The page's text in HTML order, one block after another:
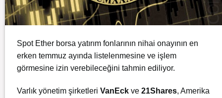
Spot Ether borsa yatırım fonlarının nihai onayının en
erken temmuz ayında listelenmesine ve işlem
görmesine izin verebileceğini tahmin ediliyor.
Varlık yönetim şirketleri VanEck ve 21Shares, Amerika